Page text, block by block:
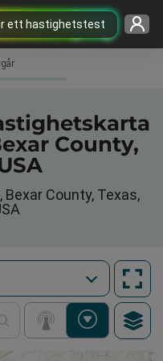
ett hastighetstest
County,
County, Texas,